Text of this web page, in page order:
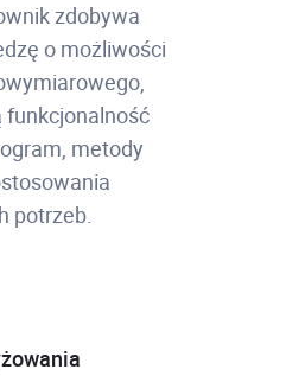
zdobywa
o możliwości
metody
potrzeb.